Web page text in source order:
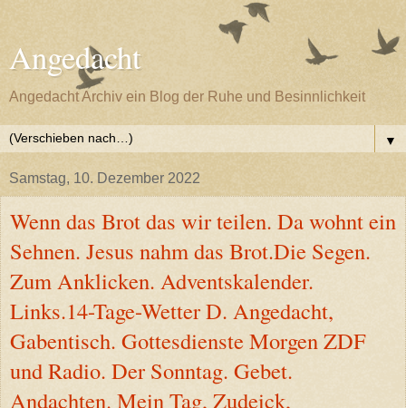
Angedacht
Angedacht Archiv ein Blog der Ruhe und Besinnlichkeit
▼
Samstag, 10. Dezember 2022
Wenn das Brot das wir teilen. Da wohnt ein
Sehnen. Jesus nahm das Brot.Die Segen.
Zum Anklicken. Adventskalender.
Links.14-Tage-Wetter D. Angedacht,
Gabentisch. Gottesdienste Morgen ZDF
und Radio. Der Sonntag. Gebet.
Andachten. Mein Tag, Zudeick,